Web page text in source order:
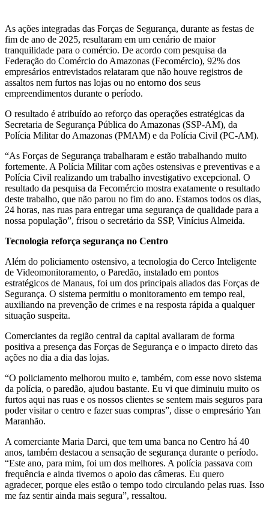
As ações integradas das Forças de Segurança, durante as festas de
fim de ano de 2025, resultaram em um cenário de maior
tranquilidade para o comércio. De acordo com pesquisa da
Federação do Comércio do Amazonas (Fecomércio), 92% dos
empresários entrevistados relataram que não houve registros de
assaltos nem furtos nas lojas ou no entorno dos seus
empreendimentos durante o período.
O resultado é atribuído ao reforço das operações estratégicas da
Secretaria de Segurança Pública do Amazonas (SSP-AM), da
Polícia Militar do Amazonas (PMAM) e da Polícia Civil (PC-AM).
“As Forças de Segurança trabalharam e estão trabalhando muito
fortemente. A Polícia Militar com ações ostensivas e preventivas e a
Polícia Civil realizando um trabalho investigativo excepcional. O
resultado da pesquisa da Fecomércio mostra exatamente o resultado
deste trabalho, que não parou no fim do ano. Estamos todos os dias,
24 horas, nas ruas para entregar uma segurança de qualidade para a
nossa população”, frisou o secretário da SSP, Vinícius Almeida.
Tecnologia reforça segurança no Centro
Além do policiamento ostensivo, a tecnologia do Cerco Inteligente
de Videomonitoramento, o Paredão, instalado em pontos
estratégicos de Manaus, foi um dos principais aliados das Forças de
Segurança. O sistema permitiu o monitoramento em tempo real,
auxiliando na prevenção de crimes e na resposta rápida a qualquer
situação suspeita.
Comerciantes da região central da capital avaliaram de forma
positiva a presença das Forças de Segurança e o impacto direto das
ações no dia a dia das lojas.
“O policiamento melhorou muito e, também, com esse novo sistema
da polícia, o paredão, ajudou bastante. Eu vi que diminuiu muito os
furtos aqui nas ruas e os nossos clientes se sentem mais seguros para
poder visitar o centro e fazer suas compras”, disse o empresário Yan
Maranhão.
A comerciante Maria Darci, que tem uma banca no Centro há 40
anos, também destacou a sensação de segurança durante o período.
“Este ano, para mim, foi um dos melhores. A polícia passava com
frequência e ainda tivemos o apoio das câmeras. Eu quero
agradecer, porque eles estão o tempo todo circulando pelas ruas. Isso
me faz sentir ainda mais segura”, ressaltou.